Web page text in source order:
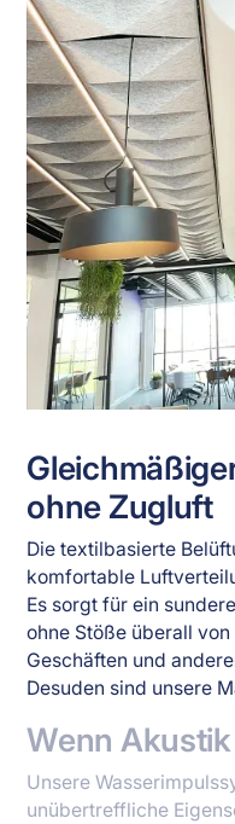
ohne Zugluft
Die textilbasierte
komfortable
Es sorgt für ein
ohne Stöße überall
Geschäften und
Desuden sind unsere
Wenn
Unsere
unübertreffliche